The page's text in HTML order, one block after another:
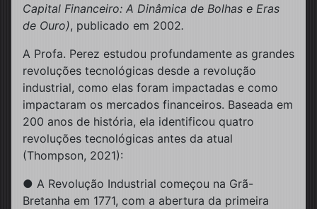
Capital Financeiro: A Dinâmica de Bolhas e Eras
de Ouro), publicado em 2002.
A Profa. Perez estudou profundamente as grandes
revoluções tecnológicas desde a revolução
industrial, como elas foram impactadas e como
impactaram os mercados financeiros. Baseada em
200 anos de história, ela identificou quatro
revoluções tecnológicas antes da atual
(Thompson, 2021):
● A Revolução Industrial começou na Grã-
Bretanha em 1771, com a abertura da primeira